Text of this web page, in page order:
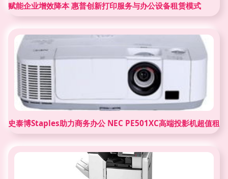
赋能企业增效降本 惠普创新打印服务与办公设备租赁模式
史泰博Staples助力商务办公 NEC PE501XC高端投影机超值租